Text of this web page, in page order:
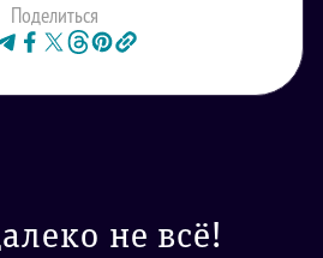
Поделиться
не всё!